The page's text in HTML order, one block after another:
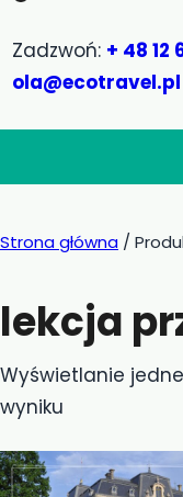
Zadzwoń: + 48 12
ola@ecotravel.pl
Strona główna /
lekcja
Wyświetlanie
wyniku